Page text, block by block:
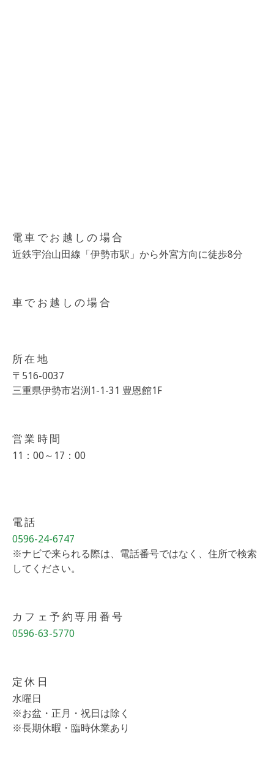
電車でお越しの場合
近鉄宇治山田線「伊勢市駅」から外宮方向に徒歩8分
車でお越しの場合
所在地
〒516-0037
三重県伊勢市岩渕1-1-31 豊恩館1F
営業時間
11：00～17：00
電話
0596-24-6747
※ナビで来られる際は、電話番号ではなく、住所で検索
してください。
カフェ予約専用番号
0596-63-5770
定休日
水曜日
※お盆・正月・祝日は除く
※長期休暇・臨時休業あり